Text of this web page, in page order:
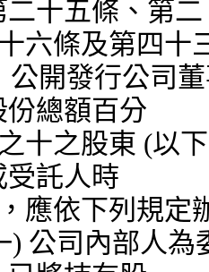
二十五條、第二
十六條
份總額百分
託人時
，應依下列